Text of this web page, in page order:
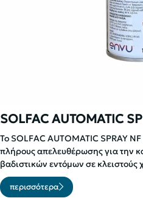
SOLFAC AUTOMATIC
Το SOLFAC AUTOMATIC SPRAY
πλήρους απελευθέρωσης για την
βαδιστικών εντόμων σε κλειστούς
περισσότερα